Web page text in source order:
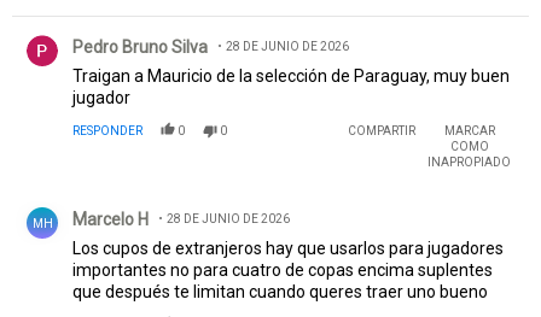
Pedro Bruno Silva 28 DE JUNIO DE 2026
Traigan a Mauricio de la selección de Paraguay, muy buen
jugador
RESPONDER 0 0 COMPARTIR
MARCAR
COMO
INAPROPIADO
MH Marcelo H 28 DE JUNIO DE 2026
Los cupos de extranjeros hay que usarlos para jugadores
importantes no para cuatro de copas encima suplentes
que después te limitan cuando queres traer uno bueno